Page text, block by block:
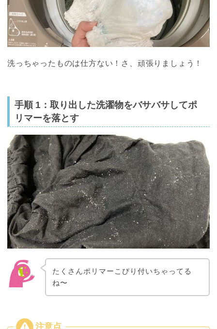
洗っちゃったものは仕方ない！さ、頑張りましょう！
手順 1：取り出した洗濯物をバサバサしてポ
リマーを落とす
たくさんポリマーこびり付いちゃってる
ね〜